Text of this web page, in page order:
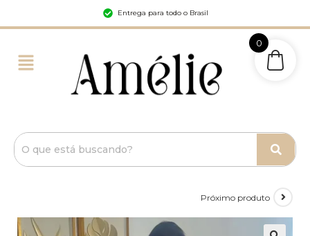
Entrega para todo o Brasil
Próximo produto
0